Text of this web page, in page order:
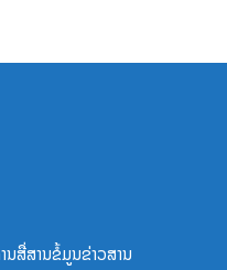
ນສື່ສານຂໍ້ມູນຂ່າວສານ